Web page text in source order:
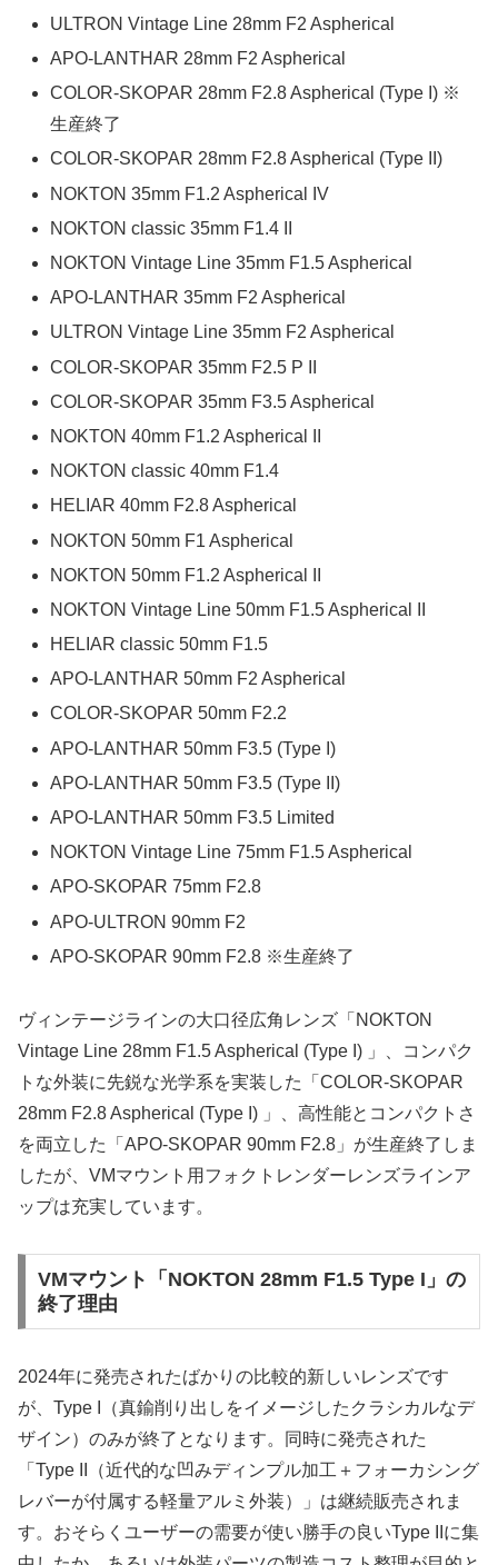
ULTRON Vintage Line 28mm F2 Aspherical
APO-LANTHAR 28mm F2 Aspherical
COLOR-SKOPAR 28mm F2.8 Aspherical (Type I) ※
生産終了
COLOR-SKOPAR 28mm F2.8 Aspherical (Type II)
NOKTON 35mm F1.2 Aspherical IV
NOKTON classic 35mm F1.4 II
NOKTON Vintage Line 35mm F1.5 Aspherical
APO-LANTHAR 35mm F2 Aspherical
ULTRON Vintage Line 35mm F2 Aspherical
COLOR-SKOPAR 35mm F2.5 P II
COLOR-SKOPAR 35mm F3.5 Aspherical
NOKTON 40mm F1.2 Aspherical II
NOKTON classic 40mm F1.4
HELIAR 40mm F2.8 Aspherical
NOKTON 50mm F1 Aspherical
NOKTON 50mm F1.2 Aspherical II
NOKTON Vintage Line 50mm F1.5 Aspherical II
HELIAR classic 50mm F1.5
APO-LANTHAR 50mm F2 Aspherical
COLOR-SKOPAR 50mm F2.2
APO-LANTHAR 50mm F3.5 (Type I)
APO-LANTHAR 50mm F3.5 (Type II)
APO-LANTHAR 50mm F3.5 Limited
NOKTON Vintage Line 75mm F1.5 Aspherical
APO-SKOPAR 75mm F2.8
APO-ULTRON 90mm F2
APO-SKOPAR 90mm F2.8 ※生産終了
ヴィンテージラインの大口径広角レンズ「NOKTON
Vintage Line 28mm F1.5 Aspherical (Type I) 」、コンパク
トな外装に先鋭な光学系を実装した「COLOR-SKOPAR
28mm F2.8 Aspherical (Type I) 」、高性能とコンパクトさ
を両立した「APO-SKOPAR 90mm F2.8」が生産終了しま
したが、VMマウント用フォクトレンダーレンズラインア
ップは充実しています。
VMマウント「NOKTON 28mm F1.5 Type I」の
終了理由
2024年に発売されたばかりの比較的新しいレンズです
が、Type I（真鍮削り出しをイメージしたクラシカルなデ
ザイン）のみが終了となります。同時に発売された
「Type II（近代的な凹みディンプル加工＋フォーカシング
レバーが付属する軽量アルミ外装）」は継続販売されま
す。おそらくユーザーの需要が使い勝手の良いType IIに集